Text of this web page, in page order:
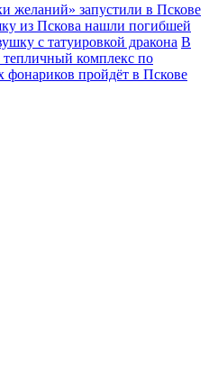
желаний» запустили в Пскове
из Пскова нашли погибшей
с татуировкой дракона В
тепличный комплекс по
фонариков пройдёт в Пскове